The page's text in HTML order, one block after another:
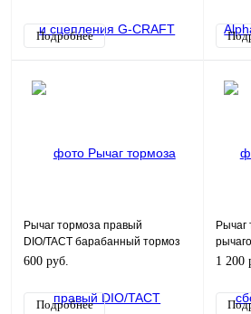
Подробнее
Рычаг тормоза правый
DIO/TACT барабанный тормоз
600 руб.
Подробнее
Рычаг
1 200